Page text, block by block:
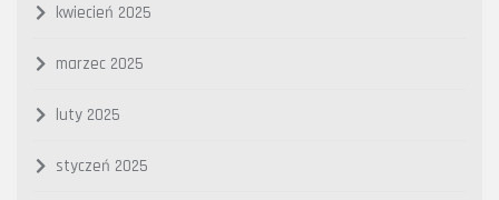
kwiecień 2025
marzec 2025
luty 2025
styczeń 2025